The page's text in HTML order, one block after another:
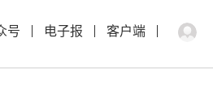
号 电子报 客户端